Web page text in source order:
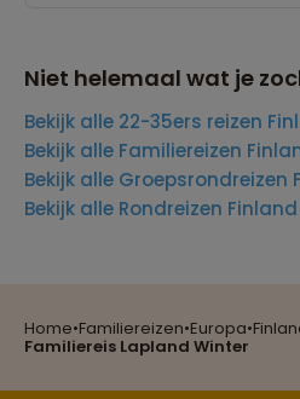
Home•Familiereizen•Europa•
Familiereis Lapland Winter
Niet helemaal wat je
Bekijk alle 22-35ers reizen
Bekijk alle Familiereizen
Bekijk alle Groepsrondreizen
Bekijk alle Rondreizen Finland
Reizen met oog voor
Groepsreizen mét